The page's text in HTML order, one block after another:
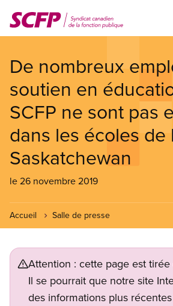
au
contenu
De nombreux
soutien en
SCFP ne sont pas
dans les écoles de
Saskatchewan
le 26 novembre 2019
Accueil Salle de presse
Attention : cette page est
Il se pourrait que notre site
des informations plus